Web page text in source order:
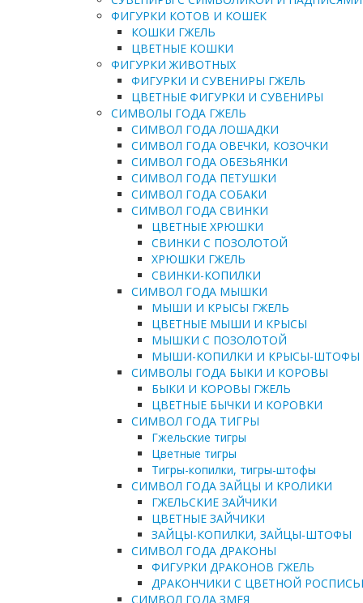
ФИГУРКИ КОТОВ И КОШЕК
КОШКИ ГЖЕЛЬ
ЦВЕТНЫЕ КОШКИ
ФИГУРКИ ЖИВОТНЫХ
ФИГУРКИ И СУВЕНИРЫ ГЖЕЛЬ
ЦВЕТНЫЕ ФИГУРКИ И СУВЕНИРЫ
СИМВОЛЫ ГОДА ГЖЕЛЬ
СИМВОЛ ГОДА ЛОШАДКИ
СИМВОЛ ГОДА ОВЕЧКИ, КОЗОЧКИ
СИМВОЛ ГОДА ОБЕЗЬЯНКИ
СИМВОЛ ГОДА ПЕТУШКИ
СИМВОЛ ГОДА СОБАКИ
СИМВОЛ ГОДА СВИНКИ
ЦВЕТНЫЕ ХРЮШКИ
СВИНКИ С ПОЗОЛОТОЙ
ХРЮШКИ ГЖЕЛЬ
СВИНКИ-КОПИЛКИ
СИМВОЛ ГОДА МЫШКИ
МЫШИ И КРЫСЫ ГЖЕЛЬ
ЦВЕТНЫЕ МЫШИ И КРЫСЫ
МЫШКИ С ПОЗОЛОТОЙ
МЫШИ-КОПИЛКИ И КРЫСЫ-ШТОФЫ
СИМВОЛЫ ГОДА БЫКИ И КОРОВЫ
БЫКИ И КОРОВЫ ГЖЕЛЬ
ЦВЕТНЫЕ БЫЧКИ И КОРОВКИ
СИМВОЛ ГОДА ТИГРЫ
Гжельские тигры
Цветные тигры
Тигры-копилки, тигры-штофы
СИМВОЛ ГОДА ЗАЙЦЫ И КРОЛИКИ
ГЖЕЛЬСКИЕ ЗАЙЧИКИ
ЦВЕТНЫЕ ЗАЙЧИКИ
ЗАЙЦЫ-КОПИЛКИ, ЗАЙЦЫ-ШТОФЫ
СИМВОЛ ГОДА ДРАКОНЫ
ФИГУРКИ ДРАКОНОВ ГЖЕЛЬ
ДРАКОНЧИКИ С ЦВЕТНОЙ
СИМВОЛ ГОДА ЗМЕЯ